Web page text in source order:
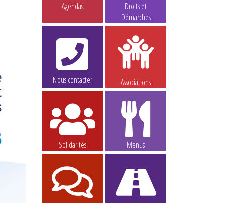
Agendas
Droits et
Démarches
Nous contacter Associations
Solidarités Menus